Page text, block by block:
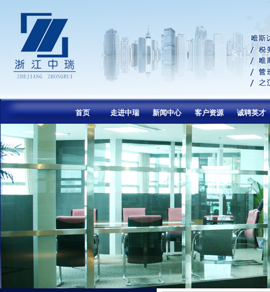
首页 走进中瑞 新闻中心 客户资源 诚聘英才